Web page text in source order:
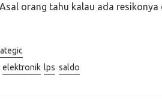
orang tahu kalau ada resikonya
elektronik lps saldo